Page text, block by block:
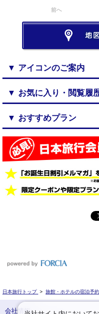
前へ
▼ アイコンのご案内
▼ お気に入り・閲覧履
▼ おすすめプラン
日本旅行トップ > 旅館・ホテルの宿泊予約
会社情報